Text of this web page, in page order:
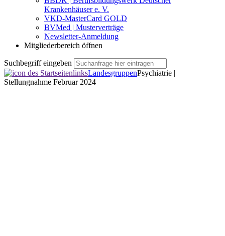
Krankenhäuser e. V.
VKD-MasterCard GOLD
BVMed | Musterverträge
Newsletter-Anmeldung
Mitgliederbereich öffnen
Suchbegriff eingeben
LandesgruppenPsychiatrie |
Stellungnahme Februar 2024